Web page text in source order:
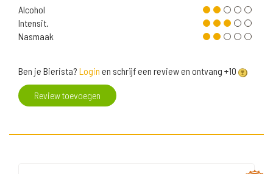
Alcohol
Intensit.
Nasmaak
Ben je Bierista? Login en schrijf een review en ontvang +10
Review toevoegen